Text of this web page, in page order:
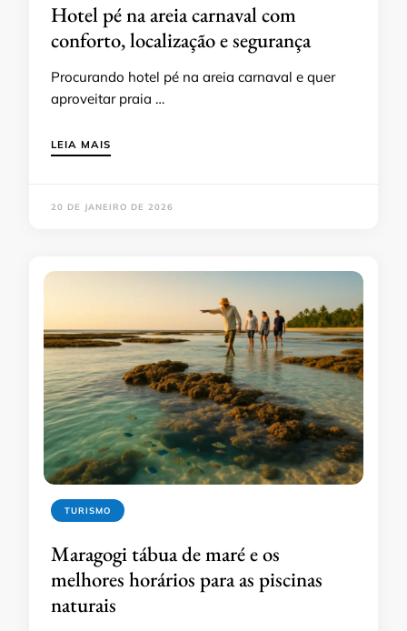
Hotel pé na areia carnaval com
conforto, localização e segurança
Procurando hotel pé na areia carnaval e quer
aproveitar praia …
LEIA MAIS
20 DE JANEIRO DE 2026
TURISMO
Maragogi tábua de maré e os
melhores horários para as piscinas
naturais